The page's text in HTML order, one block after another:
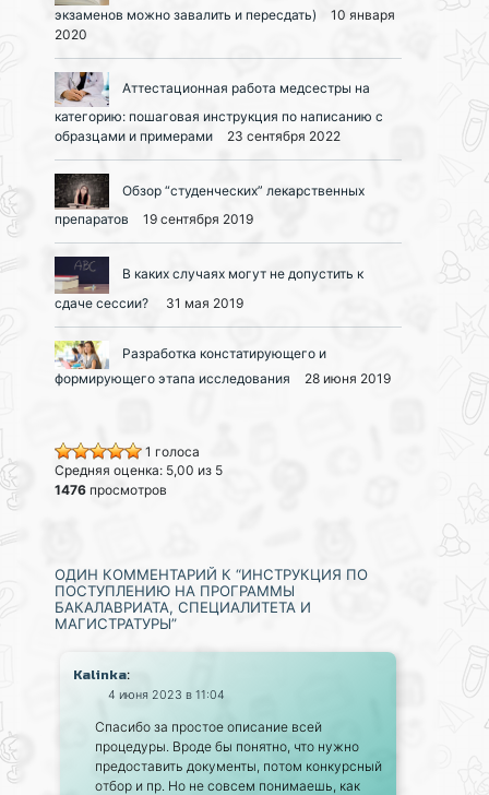
экзаменов можно завалить и пересдать)
10 января
2020
Аттестационная работа медсестры на
категорию: пошаговая инструкция по написанию с
образцами и примерами
23 сентября 2022
Обзор “студенческих” лекарственных
препаратов
19 сентября 2019
В каких случаях могут не допустить к
сдаче сессии?
31 мая 2019
Разработка констатирующего и
формирующего этапа исследования
28 июня 2019
1 голоса
Средняя оценка: 5,00 из 5
1476 просмотров
ОДИН КОММЕНТАРИЙ К “ИНСТРУКЦИЯ ПО
ПОСТУПЛЕНИЮ НА ПРОГРАММЫ
БАКАЛАВРИАТА, СПЕЦИАЛИТЕТА И
МАГИСТРАТУРЫ”
Kalinka:
4 июня 2023 в 11:04
Спасибо за простое описание всей
процедуры. Вроде бы понятно, что нужно
предоставить документы, потом конкурсный
отбор и пр. Но не совсем понимаешь, как